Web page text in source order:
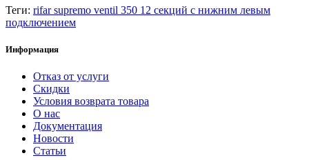
Теги: rifar supremo ventil 350 12 секций с нижним левым
подключением
Информация
Отказ от услуги
Скидки
Условия возврата товара
О нас
Документация
Новости
Статьи